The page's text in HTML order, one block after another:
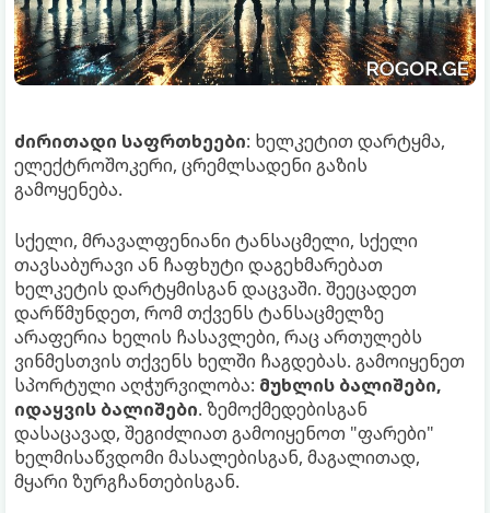
ძირითადი საფრთხეები: ხელკეტით დარტყმა,
ელექტროშოკერი, ცრემლსადენი გაზის
გამოყენება.
სქელი, მრავალფენიანი ტანსაცმელი, სქელი
თავსაბურავი ან ჩაფხუტი დაგეხმარებათ
ხელკეტის დარტყმისგან დაცვაში. შეეცადეთ
დარწმუნდეთ, რომ თქვენს ტანსაცმელზე
არაფერია ხელის ჩასავლები, რაც ართულებს
ვინმესთვის თქვენს ხელში ჩაგდებას. გამოიყენეთ
სპორტული აღჭურვილობა: მუხლის ბალიშები,
იდაყვის ბალიშები. ზემოქმედებისგან
დასაცავად, შეგიძლიათ გამოიყენოთ "ფარები"
ხელმისაწვდომი მასალებისგან, მაგალითად,
მყარი ზურგჩანთებისგან.